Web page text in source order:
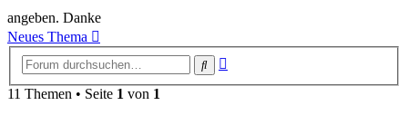
angeben. Danke
Neues Thema
Suche
11 Themen • Seite 1 von 1